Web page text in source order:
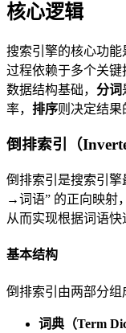
核心逻辑
搜索引擎的核心功能
过程依赖于多个关键
数据结构基础， 分词
率， 排序则决定结果
倒排索引（
倒排索引是搜索引擎
→词语” 的正向映射
从而实现根据词语快
基本结构
倒排索引由两部分组
词典（Term